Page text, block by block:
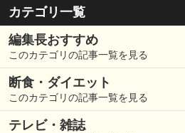
カテゴリ一覧
編集長おすすめ
このカテゴリの記事一覧を見る
断食・ダイエット
このカテゴリの記事一覧を見る
テレビ・雑誌